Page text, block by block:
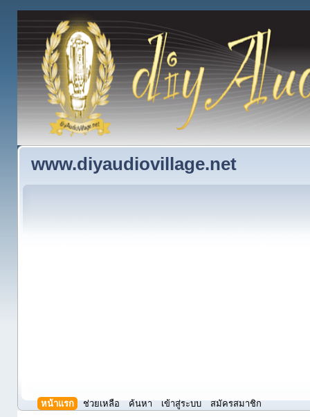
www.diyaudiovillage.net
หน้าแรก ช่วยเหลือ ค้นหา เข้าสู่ระบบ สมัครสมาชิก